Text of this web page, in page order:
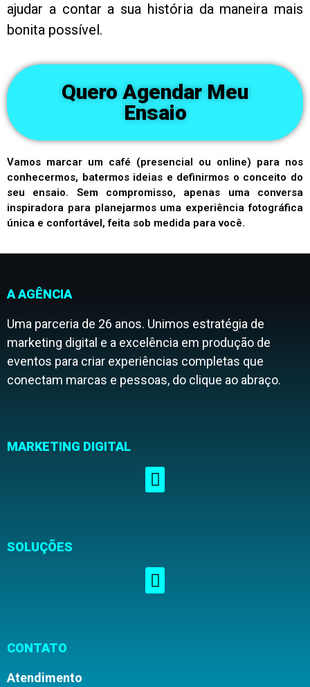
ajudar a contar a sua história da maneira mais
bonita possível.
Quero Agendar Meu
Ensaio
Vamos marcar um café (presencial ou online) para nos
conhecermos, batermos ideias e definirmos o conceito do
seu ensaio. Sem compromisso, apenas uma conversa
inspiradora para planejarmos uma experiência fotográfica
única e confortável, feita sob medida para você.
A AGÊNCIA
Uma parceria de 26 anos. Unimos estratégia de
marketing digital e a excelência em produção de
eventos para criar experiências completas que
conectam marcas e pessoas, do clique ao abraço.
MARKETING DIGITAL
SOLUÇÕES
CONTATO
Atendimento